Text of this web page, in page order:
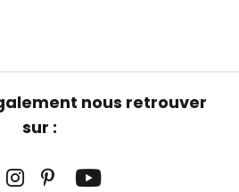
nous retrouver
sur :